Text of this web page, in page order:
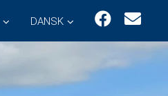
DANSK